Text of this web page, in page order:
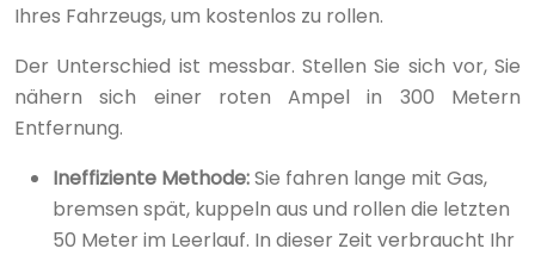
Ihres Fahrzeugs, um kostenlos zu rollen.
Der Unterschied ist messbar. Stellen Sie sich vor, Sie
nähern sich einer roten Ampel in 300 Metern
Entfernung.
Ineffiziente Methode:Sie fahren lange mit Gas,
bremsen spät, kuppeln aus und rollen die letzten
50 Meter im Leerlauf. In dieser Zeit verbraucht Ihr